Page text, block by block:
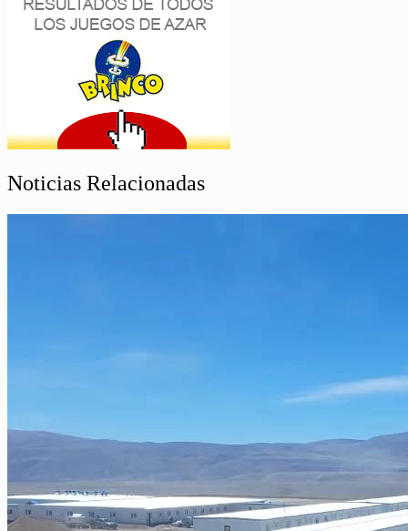
Noticias Relacionadas